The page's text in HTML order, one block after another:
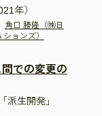
年）
角口 勝隆（㈱日
ョンズ）
での変更の
派生開発」